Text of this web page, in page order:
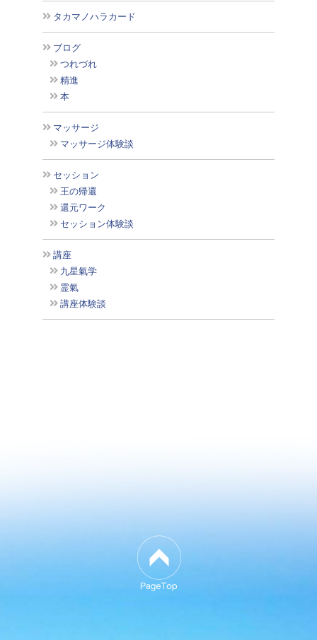
タカマノハラカード
ブログ
つれづれ
精進
本
マッサージ
マッサージ体験談
セッション
王の帰還
還元ワーク
セッション体験談
講座
九星氣学
霊氣
講座体験談